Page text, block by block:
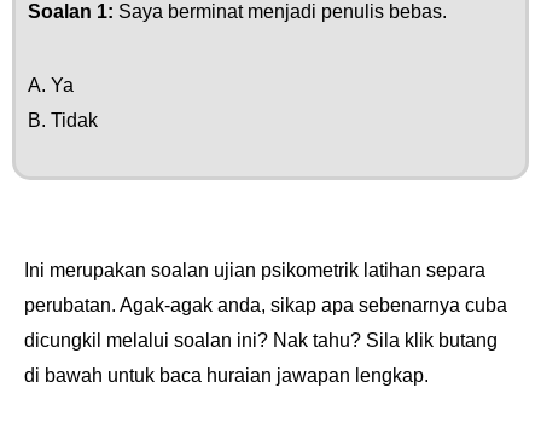
Soalan 1: Saya berminat menjadi penulis bebas.
A. Ya
B. Tidak
Ini merupakan soalan ujian psikometrik latihan separa
perubatan. Agak-agak anda, sikap apa sebenarnya cuba
dicungkil melalui soalan ini? Nak tahu? Sila klik butang
di bawah untuk baca huraian jawapan lengkap.